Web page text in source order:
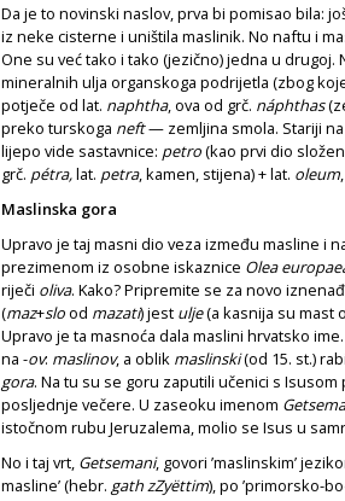
Da je to novinski naslov, prva bi pomisao bila:
iz neke cisterne i uništila maslinik. No naftu i
One su već tako i tako (jezično) jedna u drugoj.
mineralnih ulja organskoga podrijetla (zbog
potječe od lat. naphtha, ova od grč. náphthas
preko turskoga neft— zemljina smola. Stariji
lijepo vide sastavnice: petro(kao prvi dio
grč. pétra,lat. petra, kamen, stijena) + lat. oleum
Maslinska gora
Upravo je taj masni dio veza između masline i
prezimenom iz osobne iskaznice Olea
riječi oliva. Kako? Pripremite se za novo
(maz+slood mazati) jest ulje(a kasnija su mast
Upravo je ta masnoća dala maslini hrvatsko
na -ov: maslinov, a oblik maslinski(od 15. st.)
gora. Na tu su se goru zaputili učenici s
posljednje večere. U zaseoku imenom
istočnom rubu Jeruzalema, molio se Isus u
No i taj vrt, Getsemani, govori ’maslinskim’
masline’ (hebr. gath zZyëttim), po ’primorsko-